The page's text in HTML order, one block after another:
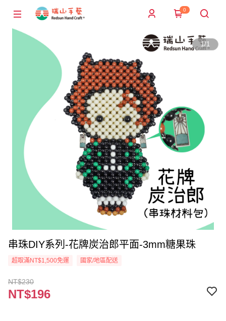
0
1/1
串珠DIY系列-花牌炭治郎平面-3mm糖果珠
超取滿NT$1,500免運 國家/地區配送
NT$230
NT$196